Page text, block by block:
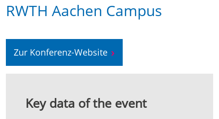
RWTH Aachen Campus
Zur Konferenz-Website
Key data of the event